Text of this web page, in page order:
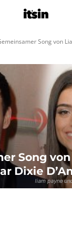
Song von
liam payne
Song
Dixie